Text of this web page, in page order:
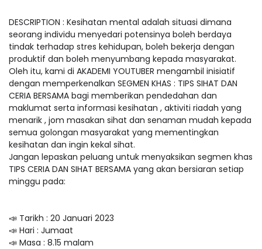
DESCRIPTION : Kesihatan mental adalah situasi dimana
seorang individu menyedari potensinya boleh berdaya
tindak terhadap stres kehidupan, boleh bekerja dengan
produktif dan boleh menyumbang kepada masyarakat.
Oleh itu, kami di AKADEMI YOUTUBER mengambil inisiatif
dengan memperkenalkan SEGMEN KHAS : TIPS SIHAT DAN
CERIA BERSAMA bagi memberikan pendedahan dan
maklumat serta informasi kesihatan , aktiviti riadah yang
menarik , jom masakan sihat dan senaman mudah kepada
semua golongan masyarakat yang mementingkan
kesihatan dan ingin kekal sihat.
Jangan lepaskan peluang untuk menyaksikan segmen khas
TIPS CERIA DAN SIHAT BERSAMA yang akan bersiaran setiap
minggu pada:
📣 Tarikh : 20 Januari 2023
📣 Hari : Jumaat
📣 Masa : 8.15 malam